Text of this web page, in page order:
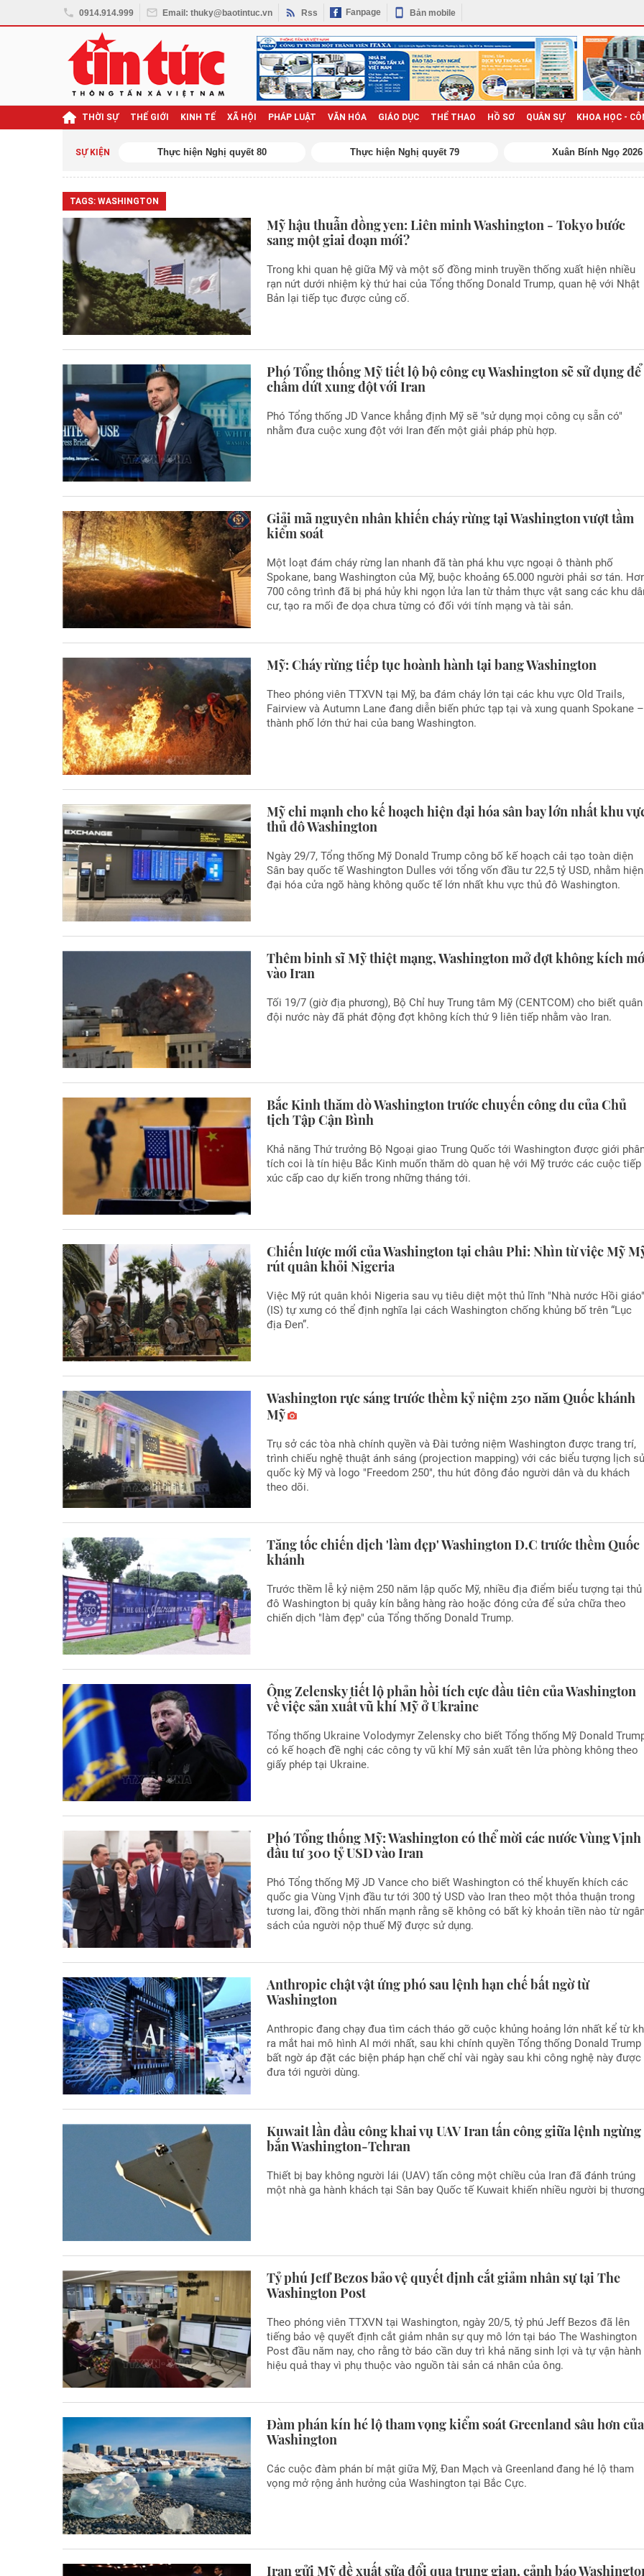
0914.914.999 Email: thuky@baotintuc.vn Rss Fanpage Bản mobile
THỜI SỰ THẾ GIỚI KINH TẾ XÃ HỘI PHÁP LUẬT VĂN HÓA GIÁO DỤC THỂ THAO HỒ SƠ QUÂN SỰ KHOA HỌC -
SỰ KIỆN
quyết Đại hội XIV
TAGS: WASHINGTON
Mỹ hậu thuẫn đồng yen: Liên minh Washington - Tokyo bước
sang một giai đoạn mới?
Trong khi quan hệ giữa Mỹ và một số đồng minh truyền thống xuất hiện nhiều
rạn nứt dưới nhiệm kỳ thứ hai của Tổng thống Donald Trump, quan hệ với Nhật
Bản lại tiếp tục được củng cố.
Phó Tổng thống Mỹ tiết lộ bộ công cụ Washington sẽ sử dụng để
chấm dứt xung đột với Iran
Phó Tổng thống JD Vance khẳng định Mỹ sẽ "sử dụng mọi công cụ sẵn có"
nhằm đưa cuộc xung đột với Iran đến một giải pháp phù hợp.
Giải mã nguyên nhân khiến cháy rừng tại Washington vượt tầm
kiểm soát
Một loạt đám cháy rừng lan nhanh đã tàn phá khu vực ngoại ô thành phố
Spokane, bang Washington của Mỹ, buộc khoảng 65.000 người phải sơ tán.
700 công trình đã bị phá hủy khi ngọn lửa lan từ thảm thực vật sang các khu
cư, tạo ra mối đe dọa chưa từng có đối với tính mạng và tài sản.
Mỹ: Cháy rừng tiếp tục hoành hành tại bang Washington
Theo phóng viên TTXVN tại Mỹ, ba đám cháy lớn tại các khu vực Old Trails,
Fairview và Autumn Lane đang diễn biến phức tạp tại và xung quanh Spokane –
thành phố lớn thứ hai của bang Washington.
Mỹ chi mạnh cho kế hoạch hiện đại hóa sân bay lớn nhất khu
thủ đô Washington
Ngày 29/7, Tổng thống Mỹ Donald Trump công bố kế hoạch cải tạo toàn diện
Sân bay quốc tế Washington Dulles với tổng vốn đầu tư 22,5 tỷ USD, nhằm hiện
đại hóa cửa ngõ hàng không quốc tế lớn nhất khu vực thủ đô Washington.
Thêm binh sĩ Mỹ thiệt mạng, Washington mở đợt không kích
vào Iran
Tối 19/7 (giờ địa phương), Bộ Chỉ huy Trung tâm Mỹ (CENTCOM) cho biết quân
đội nước này đã phát động đợt không kích thứ 9 liên tiếp nhằm vào Iran.
Bắc Kinh thăm dò Washington trước chuyến công du của Chủ
tịch Tập Cận Bình
Khả năng Thứ trưởng Bộ Ngoại giao Trung Quốc tới Washington được giới
tích coi là tín hiệu Bắc Kinh muốn thăm dò quan hệ với Mỹ trước các cuộc tiếp
xúc cấp cao dự kiến trong những tháng tới.
Chiến lược mới của Washington tại châu Phi: Nhìn từ việc Mỹ
rút quân khỏi Nigeria
Việc Mỹ rút quân khỏi Nigeria sau vụ tiêu diệt một thủ lĩnh "Nhà nước Hồi
(IS) tự xưng có thể định nghĩa lại cách Washington chống khủng bố trên “Lục
địa Đen”.
Washington rực sáng trước thềm kỷ niệm 250 năm Quốc khánh
Mỹ
Trụ sở các tòa nhà chính quyền và Đài tưởng niệm Washington được trang trí,
trình chiếu nghệ thuật ánh sáng (projection mapping) với các biểu tượng lịch
quốc kỳ Mỹ và logo "Freedom 250", thu hút đông đảo người dân và du khách
theo dõi.
Tăng tốc chiến dịch 'làm đẹp' Washington D.C trước thềm Quốc
khánh
Trước thềm lễ kỷ niệm 250 năm lập quốc Mỹ, nhiều địa điểm biểu tượng tại thủ
đô Washington bị quây kín bằng hàng rào hoặc đóng cửa để sửa chữa theo
chiến dịch "làm đẹp" của Tổng thống Donald Trump.
Ông Zelensky tiết lộ phản hồi tích cực đầu tiên của Washington
về việc sản xuất vũ khí Mỹ ở Ukraine
Tổng thống Ukraine Volodymyr Zelensky cho biết Tổng thống Mỹ Donald
có kế hoạch đề nghị các công ty vũ khí Mỹ sản xuất tên lửa phòng không theo
giấy phép tại Ukraine.
Phó Tổng thống Mỹ: Washington có thể mời các nước Vùng Vịnh
đầu tư 300 tỷ USD vào Iran
Phó Tổng thống Mỹ JD Vance cho biết Washington có thể khuyến khích các
quốc gia Vùng Vịnh đầu tư tới 300 tỷ USD vào Iran theo một thỏa thuận trong
tương lai, đồng thời nhấn mạnh rằng sẽ không có bất kỳ khoản tiền nào từ
sách của người nộp thuế Mỹ được sử dụng.
Anthropic chật vật ứng phó sau lệnh hạn chế bất ngờ từ
Washington
Anthropic đang chạy đua tìm cách tháo gỡ cuộc khủng hoảng lớn nhất kể từ
ra mắt hai mô hình AI mới nhất, sau khi chính quyền Tổng thống Donald Trump
bất ngờ áp đặt các biện pháp hạn chế chỉ vài ngày sau khi công nghệ này được
đưa tới người dùng.
Kuwait lần đầu công khai vụ UAV Iran tấn công giữa lệnh ngừng
bắn Washington-Tehran
Thiết bị bay không người lái (UAV) tấn công một chiều của Iran đã đánh trúng
một nhà ga hành khách tại Sân bay Quốc tế Kuwait khiến nhiều người bị
Tỷ phú Jeff Bezos bảo vệ quyết định cắt giảm nhân sự tại The
Washington Post
Theo phóng viên TTXVN tại Washington, ngày 20/5, tỷ phú Jeff Bezos đã lên
tiếng bảo vệ quyết định cắt giảm nhân sự quy mô lớn tại báo The Washington
Post đầu năm nay, cho rằng tờ báo cần duy trì khả năng sinh lợi và tự vận hành
hiệu quả thay vì phụ thuộc vào nguồn tài sản cá nhân của ông.
Đàm phán kín hé lộ tham vọng kiểm soát Greenland sâu hơn của
Washington
Các cuộc đàm phán bí mật giữa Mỹ, Đan Mạch và Greenland đang hé lộ tham
vọng mở rộng ảnh hưởng của Washington tại Bắc Cực.
Iran gửi Mỹ đề xuất sửa đổi qua trung gian, cảnh báo